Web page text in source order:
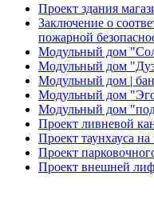
Проект здания
Заключение о
пожарной
Модульный дом
Модульный дом
Модульный дом |
Модульный дом
Модульный дом
Проект ливневой
Проект таунхауса на
Проект
Проект внешней